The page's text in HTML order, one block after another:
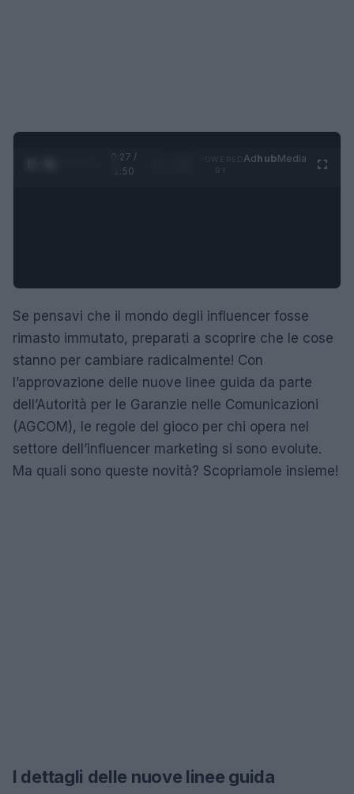
0:28 /
1:50
AdhubMedia
Se pensavi che il mondo degli influencer fosse
rimasto immutato, preparati a scoprire che le cose
stanno per cambiare radicalmente! Con
l’approvazione delle nuove linee guida da parte
dell’Autorità per le Garanzie nelle Comunicazioni
(AGCOM), le regole del gioco per chi opera nel
settore dell’influencer marketing si sono evolute.
Ma quali sono queste novità? Scopriamole insieme!
I dettagli delle nuove linee guida